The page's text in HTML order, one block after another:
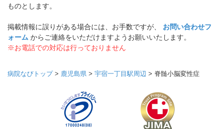
ものとします。
掲載情報に誤りがある場合には、お手数ですが、 お問い合わせフ
ォーム からご連絡をいただけますようお願いいたします。
※お電話での対応は行っておりません
病院なびトップ> 鹿児島県 > 宇宿一丁目駅周辺 > 脊髄小脳変性症